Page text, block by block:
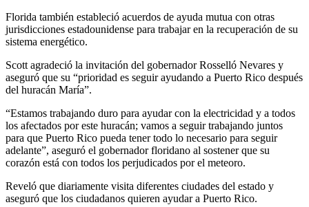
Florida también estableció acuerdos de ayuda mutua con otras
jurisdicciones estadounidense para trabajar en la recuperación de su
sistema energético.
Scott agradeció la invitación del gobernador Rosselló Nevares y
aseguró que su “prioridad es seguir ayudando a Puerto Rico después
del huracán María”.
“Estamos trabajando duro para ayudar con la electricidad y a todos
los afectados por este huracán; vamos a seguir trabajando juntos
para que Puerto Rico pueda tener todo lo necesario para seguir
adelante”, aseguró el gobernador floridano al sostener que su
corazón está con todos los perjudicados por el meteoro.
Reveló que diariamente visita diferentes ciudades del estado y
aseguró que los ciudadanos quieren ayudar a Puerto Rico.